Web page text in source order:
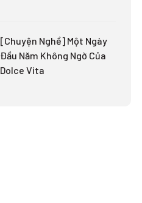
[Chuyện Nghề] Một Ngày
Đầu Năm Không Ngờ Của
Dolce Vita